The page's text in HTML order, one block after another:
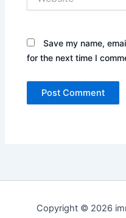
Save my name,
for the next time I
Copyright © 2026